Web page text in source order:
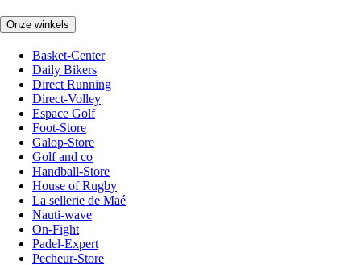
Onze winkels
Basket-Center
Daily Bikers
Direct Running
Direct-Volley
Espace Golf
Foot-Store
Galop-Store
Golf and co
Handball-Store
House of Rugby
La sellerie de Maé
Nauti-wave
On-Fight
Padel-Expert
Pecheur-Store